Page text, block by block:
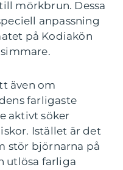
mörkbrun. Dessa
anpassning
på Kodiakön
även om
farligaste
aktivt söker
Istället är det
stör björnarna på
utlösa farliga